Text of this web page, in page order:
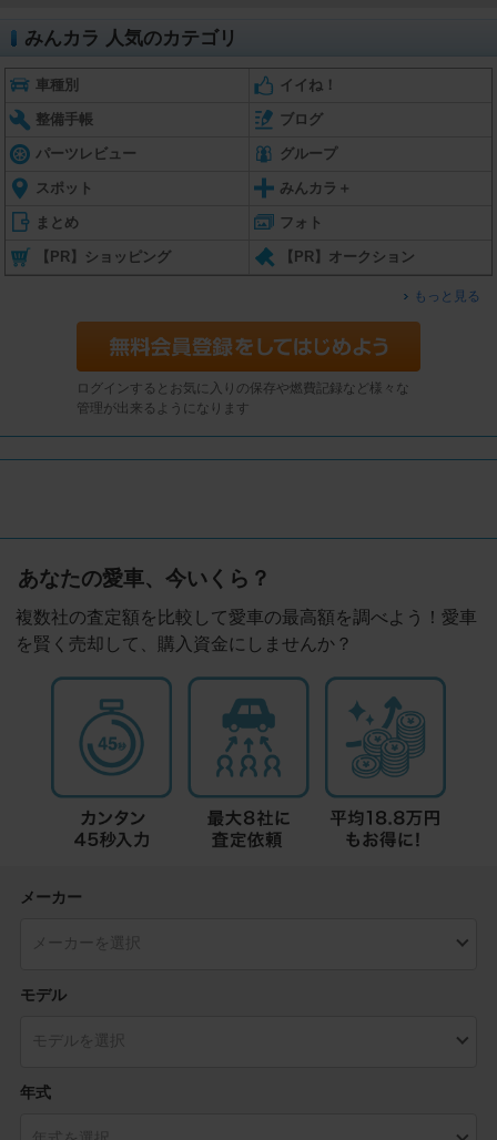
みんカラ 人気のカテゴリ
車種別 イイね！
整備手帳 ブログ
パーツレビュー グループ
スポット みんカラ＋
まとめ フォト
【PR】ショッピング 【PR】オークション
もっと見る
ログインするとお気に入りの保存や燃費記録など様々な
管理が出来るようになります
あなたの愛車、今いくら？
複数社の査定額を比較して愛車の最高額を調べよう！愛車
を賢く売却して、購入資金にしませんか？
メーカー
モデル
年式